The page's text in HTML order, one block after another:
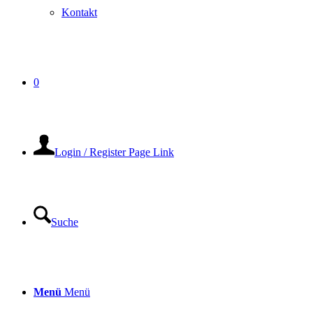
Kontakt
0
Login / Register Page Link
Suche
Menü Menü